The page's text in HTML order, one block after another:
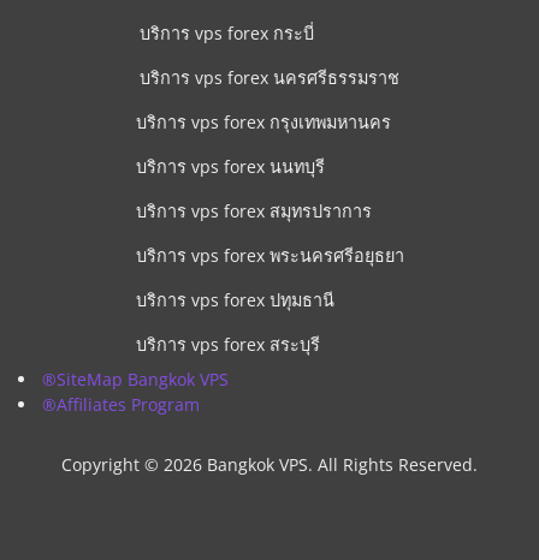
บริการ vps forex กระบี่
บริการ vps forex นครศรีธรรมราช
บริการ vps forex กรุงเทพมหานคร
บริการ vps forex นนทบุรี
บริการ vps forex สมุทรปราการ
บริการ vps forex พระนครศรีอยุธยา
บริการ vps forex ปทุมธานี
บริการ vps forex สระบุรี
®SiteMap Bangkok VPS
®Affiliates Program
Copyright © 2026 Bangkok VPS. All Rights Reserved.